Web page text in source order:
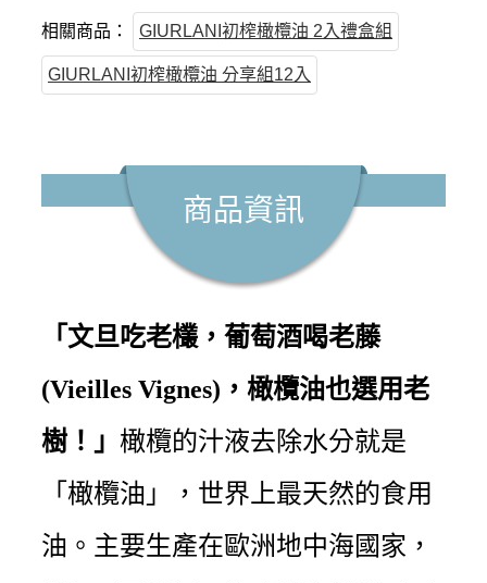
相關商品： GIURLANI初榨橄欖油 2入禮盒組
GIURLANI初榨橄欖油 分享組12入
商品資訊
「文旦吃老欉，葡萄酒喝老藤
(Vieilles Vignes)，橄欖油也選用老
樹！」 橄欖的汁液去除水分就是
「橄欖油」，世界上最天然的食用
油。主要生產在歐洲地中海國家，